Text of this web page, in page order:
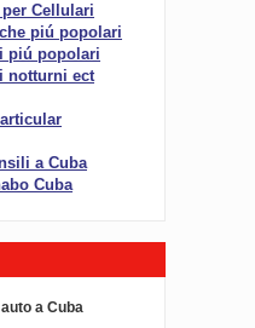
Cellulari
piú popolari
piú popolari
notturni ect
a Cuba
Cuba
a Cuba